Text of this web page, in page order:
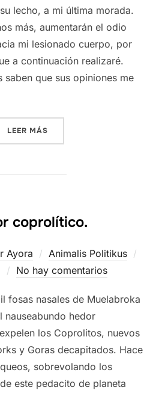
lecho, a mi última morada.
más, aumentarán el odio
mi lesionado cuerpo, por
a continuación realizaré.
saben que sus opiniones me
LEER MÁS
coprolítico.
Ayora Animalis Politikus
No hay comentarios
fosas nasales de Muelabroka
nauseabundo hedor
los Coprolitos, nuevos
y Goras decapitados. Hace
sobrevolando los
este pedacito de planeta